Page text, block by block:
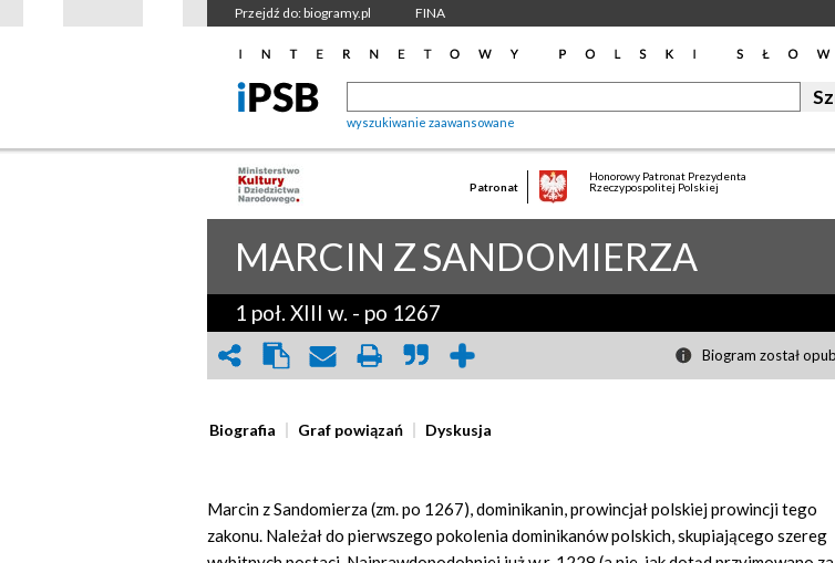
Przejdź do: biogramy.pl FINA
wyszukiwanie zaawansowane
Patronat
Honorowy Patronat Prezydenta
Rzeczypospolitej Polskiej
MARCIN ZSANDOMIERZA
1 poł. XIII w. - po 1267
Biogram został
Biografia Graf powiązań Dyskusja
Marcin z Sandomierza (zm. po 1267), dominikanin, prowincjał polskiej prowincji tego
zakonu. Należał do pierwszego pokolenia dominikanów polskich, skupiającego szereg